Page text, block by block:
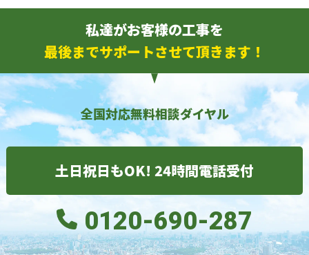
私達がお客様の工事を
最後までサポートさせて頂きます！
全国対応無料相談ダイヤル
土日祝日もOK! 24時間電話受付
0120-690-287